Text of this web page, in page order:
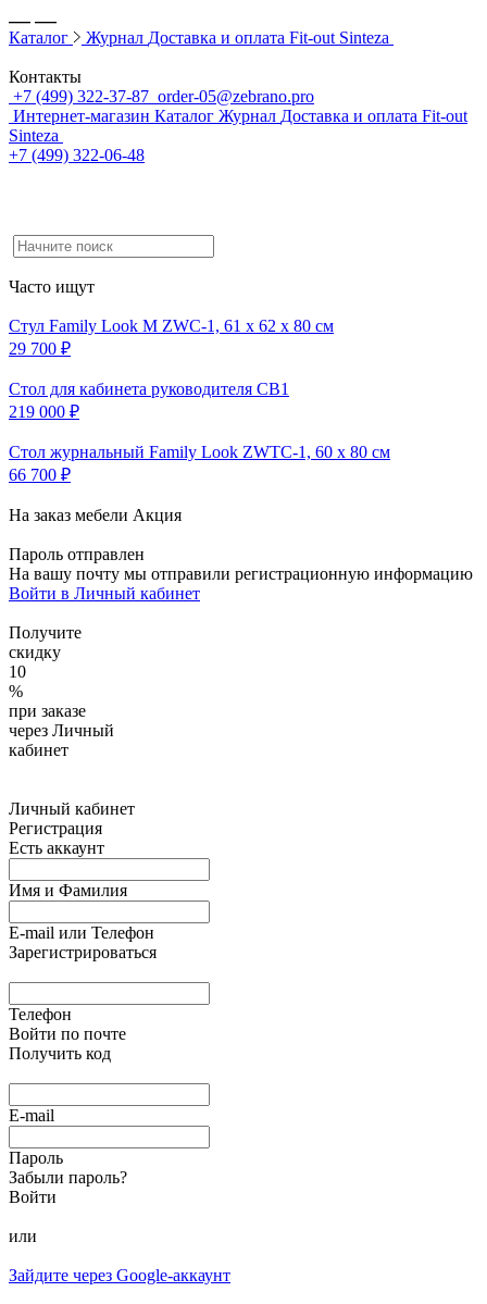
Каталог Журнал Доставка и оплата Fit-out Sinteza
Контакты
+7 (499) 322-37-87 order-05@zebrano.pro
Интернет-магазин Каталог Журнал Доставка и оплата Fit-out
Sinteza
+7 (499) 322-06-48
Часто ищут
Стул Family Look M ZWC-1, 61 x 62 x 80 см
29 700 ₽
Cтол для кабинета руководителя CB1
219 000 ₽
Стол журнальный Family Look ZWTC-1, 60 x 80 см
66 700 ₽
На заказ мебели Акция
Пароль отправлен
На вашу почту мы отправили регистрационную информацию
Войти в Личный кабинет
Получите
скидку
10
%
при заказе
через Личный
кабинет
Личный кабинет
Регистрация
Есть аккаунт
Имя и Фамилия
E-mail или Телефон
Зарегистрироваться
Телефон
Войти по почте
Получить код
E-mail
Пароль
Забыли пароль?
Войти
или
Зайдите через Google-аккаунт